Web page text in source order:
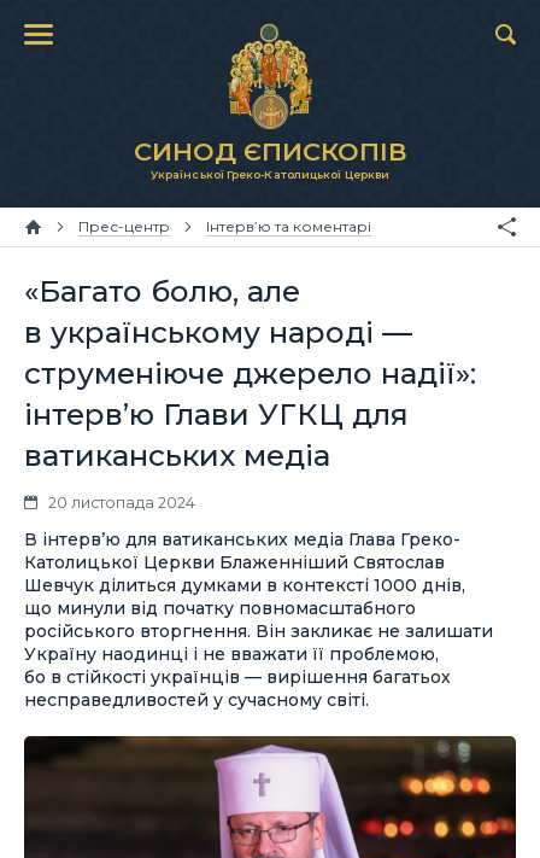
СИНОД ЄПИСКОПІВ
Української Греко-Католицької Церкви
Прес-центр Інтерв’ю та коментарі
«Багато болю, але
в українському народі —
струменіюче джерело надії»:
інтерв’ю Глави УГКЦ для
ватиканських медіа
20 листопада 2024
В інтервʼю для ватиканських медіа Глава Греко-
Католицької Церкви Блаженніший Святослав
Шевчук ділиться думками в контексті 1000 днів,
що минули від початку повномасштабного
російського вторгнення. Він закликає не залишати
Україну наодинці і не вважати її проблемою,
бо в стійкості українців — вирішення багатьох
несправедливостей у сучасному світі.